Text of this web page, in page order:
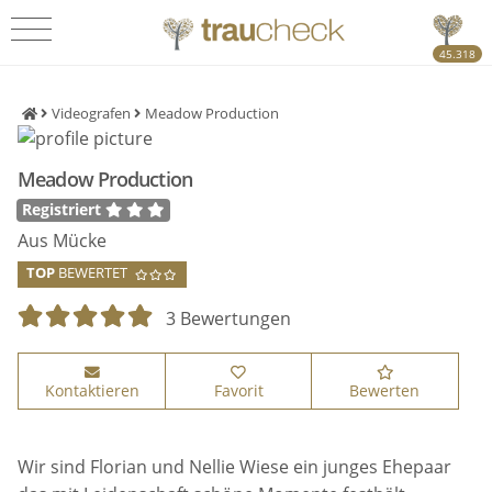
45.318
Videografen Meadow Production
Meadow Production
Registriert
Aus Mücke
TOP BEWERTET
3 Bewertungen
Kontaktieren Favorit Bewerten
Wir sind Florian und Nellie Wiese ein junges Ehepaar